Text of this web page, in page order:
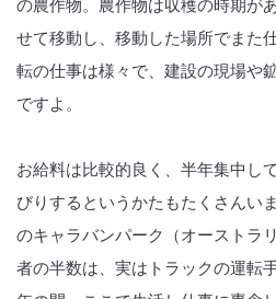
の農作物。農作物は収穫の時期が
せて移動し、移動した場所でまた
転の仕事は様々で、建設の現場や
ですよ。
お給料は比較的良く、半年集中し
びりするというかたもたくさんい
のキャラバンパーク（オーストラ
者の半数は、実はトラックの運転